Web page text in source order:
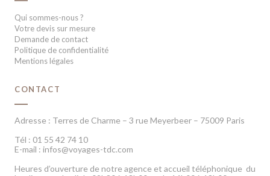
Qui sommes-nous ?
Votre devis sur mesure
Demande de contact
Politique de confidentialité
Mentions légales
CONTACT
Adresse : Terres de Charme – 3 rue Meyerbeer – 75009 Paris
Tél : 01 55 42 74 10
E-mail : infos@voyages-tdc.com
Heures d’ouverture de notre agence et accueil téléphonique du